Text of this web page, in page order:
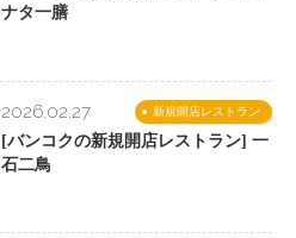
ナタ一膳
新規開店レストラン
2026.02.27
[バンコクの新規開店レストラン] 一
石二鳥